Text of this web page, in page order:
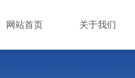
网站首页 关于我们